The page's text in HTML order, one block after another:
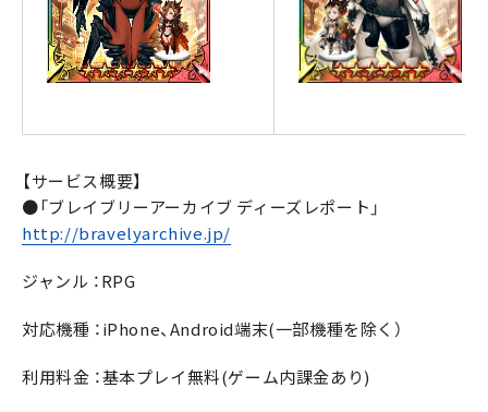
【サービス概要】
●「ブレイブリーアーカイブ ディーズレポート」
http://bravelyarchive.jp/
ジャンル ：RPG
対応機種 ：iPhone、Android端末(一部機種を除く）
利用料金 ：基本プレイ無料(ゲーム内課金あり)